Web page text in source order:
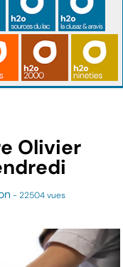
Olivier
- 22504 vues